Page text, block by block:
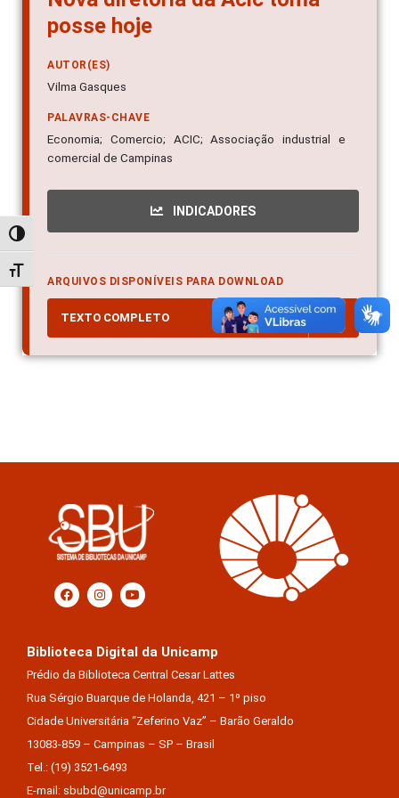
Alternar alto contraste
Alternar tamanho da fonte
posse hoje
AUTOR(ES)
Vilma Gasques
PALAVRAS-CHAVE
Economia; Comercio; ACIC; Associação industrial e
comercial de Campinas
INDICADORES
ARQUIVOS DISPONÍVEIS PARA DOWNLOAD
TEXTO COMPLETO PDF
Biblioteca Digital da Unicamp
Prédio da Biblioteca Central Cesar Lattes
Rua Sérgio Buarque de Holanda, 421 – 1º piso
Cidade Universitária “Zeferino Vaz” – Barão Geraldo
13083-859 – Campinas – SP – Brasil
Tel.: (19) 3521-6493
E-mail: sbubd@unicamp.br